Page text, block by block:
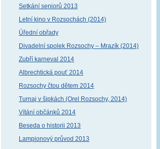
Setkání seniorů 2013
Letní kino v Rozsochách (2014)
Úřední obřady
Divadelní spolek Rozsochy – Mrazík (2014)
Zubří karneval 2014
Albrechtická pouť 2014
Rozsochy čtou dětem 2014
Turnaj v šipkách (Orel Rozsochy, 2014)
Vítání občánků 2014
Beseda o historii 2013
Lampionový průvod 2013